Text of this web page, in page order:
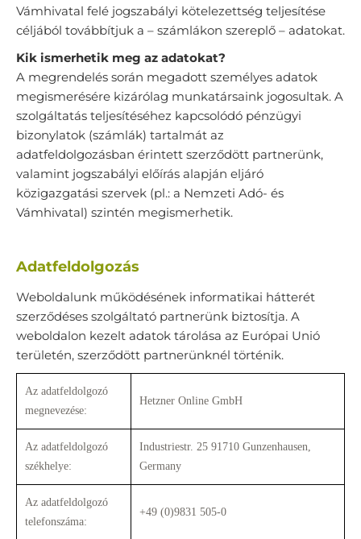
Vámhivatal felé jogszabályi kötelezettség teljesítése
céljából továbbítjuk a – számlákon szereplő – adatokat.
Kik ismerhetik meg az adatokat?
A megrendelés során megadott személyes adatok
megismerésére kizárólag munkatársaink jogosultak. A
szolgáltatás teljesítéséhez kapcsolódó pénzügyi
bizonylatok (számlák) tartalmát az
adatfeldolgozásban érintett szerződött partnerünk,
valamint jogszabályi előírás alapján eljáró
közigazgatási szervek (pl.: a Nemzeti Adó- és
Vámhivatal) szintén megismerhetik.
Adatfeldolgozás
Weboldalunk működésének informatikai hátterét
szerződéses szolgáltató partnerünk biztosítja. A
weboldalon kezelt adatok tárolása az Európai Unió
területén, szerződött partnerünknél történik.
Az adatfeldolgozó
megnevezése:
Hetzner Online GmbH
Az adatfeldolgozó
székhelye:
Industriestr. 25 91710 Gunzenhausen,
Germany
Az adatfeldolgozó
telefonszáma:
+49 (0)9831 505-0